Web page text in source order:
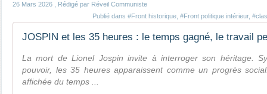
26 Mars 2026 , Rédigé par Réveil Communiste
Publié dans #Front historique #Front politique intérieur,
La mort de Lionel Jospin invite à interroger son héritage.
pouvoir, les 35 heures apparaissent comme un progrès
affichée du temps ...